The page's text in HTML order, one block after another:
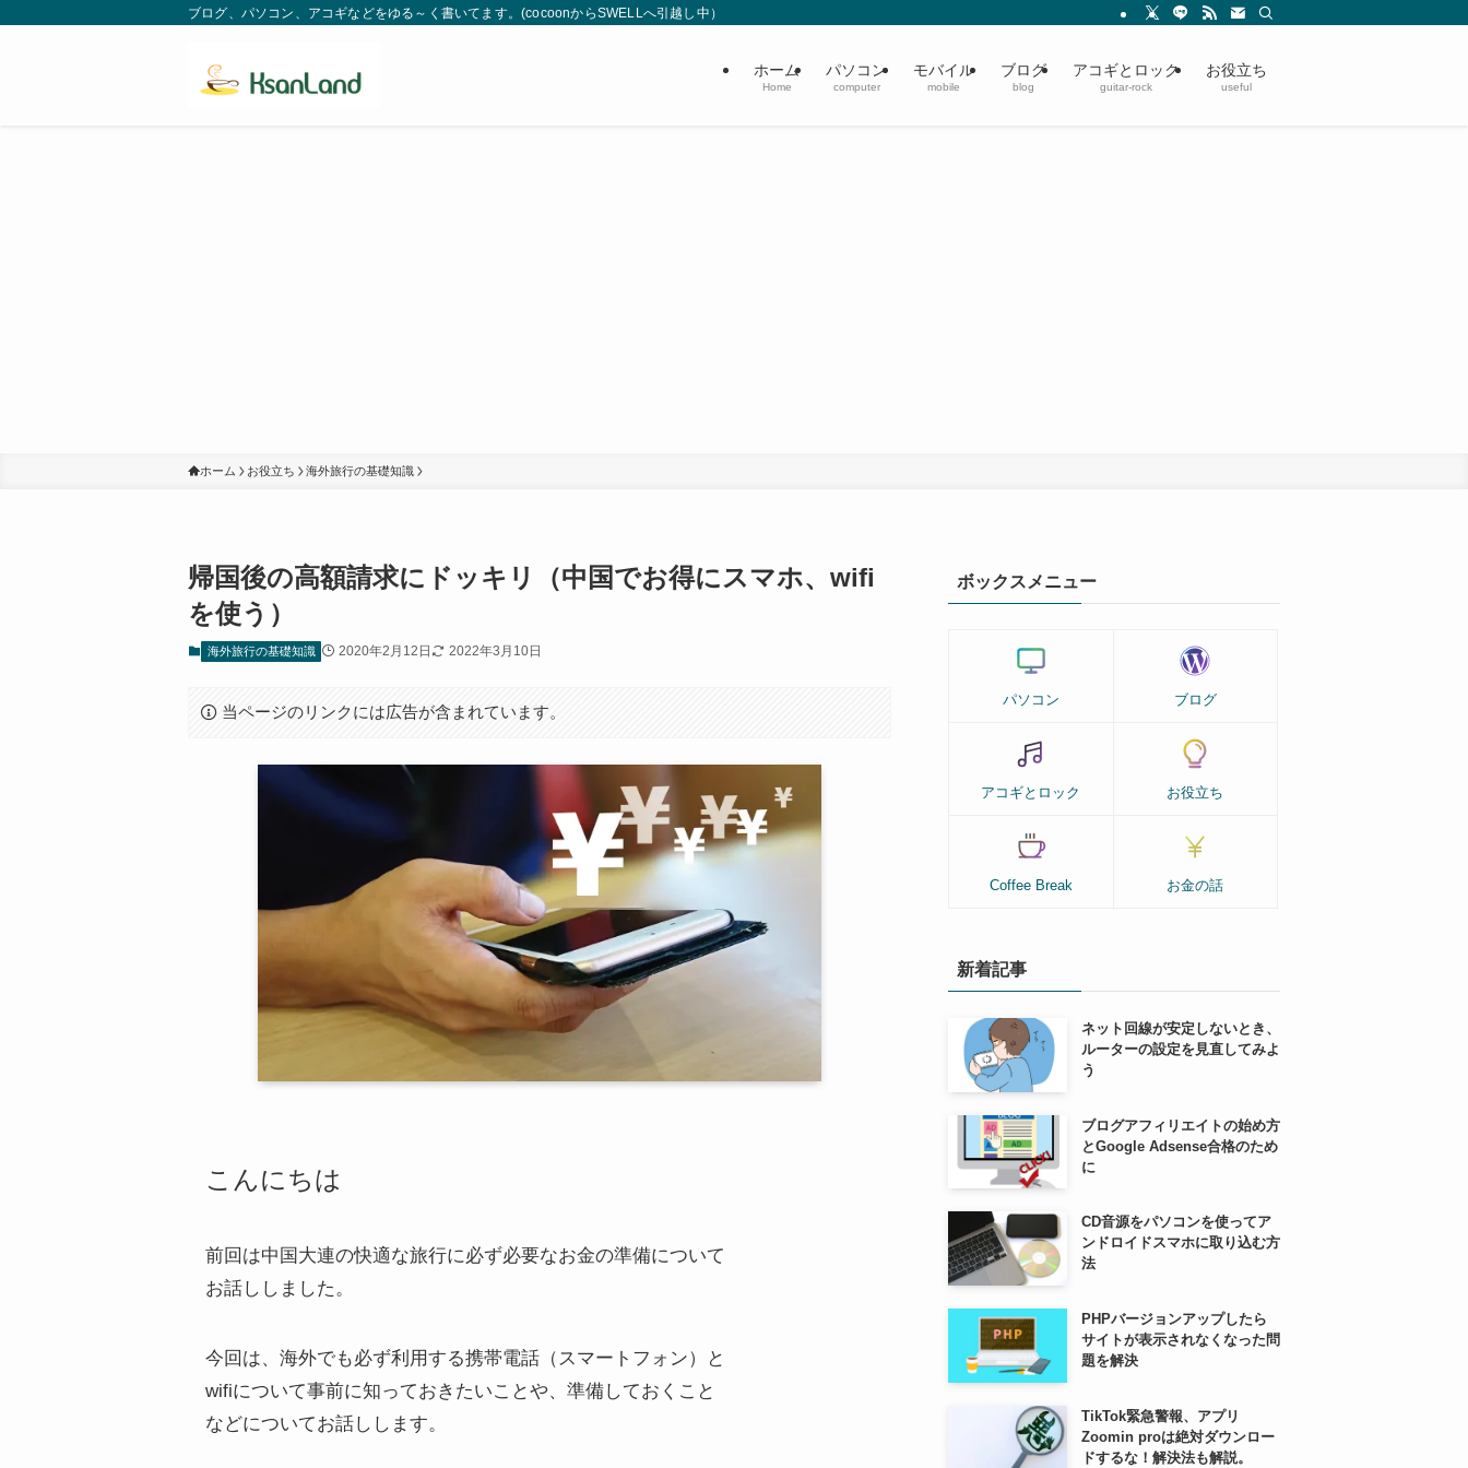
ブログ、パソコン、アコギなどをゆる～く書いてます。(cocoonからSWELLへ引越し中）
ホーム
Home
パソコン
computer
モバイル
mobile
ブログ
blog
アコギとロック
guitar-rock
お役立ち
useful
ホーム お役立ち 海外旅行の基礎知識
帰国後の高額請求にドッキリ（中国でお得にスマホ、wifi
を使う）
海外旅行の基礎知識 2020年2月12日 2022年3月10日
当ページのリンクには広告が含まれています。
こんにちは
前回は中国大連の快適な旅行に必ず必要なお金の準備について
お話ししました。
今回は、海外でも必ず利用する携帯電話（スマートフォン）と
wifiについて事前に知っておきたいことや、準備しておくこと
などについてお話しします。
ボックスメニュー
パソコン ブログ
アコギとロック お役立ち
Coffee Break お金の話
新着記事
ネット回線が安定しないとき、
ルーターの設定を見直してみよ
う
ブログアフィリエイトの始め方
とGoogle Adsense合格のため
に
CD音源をパソコンを使ってア
ンドロイドスマホに取り込む方
法
PHPバージョンアップしたら
サイトが表示されなくなった問
題を解決
TikTok緊急警報、アプリ
Zoomin proは絶対ダウンロー
ドするな！解決法も解説。